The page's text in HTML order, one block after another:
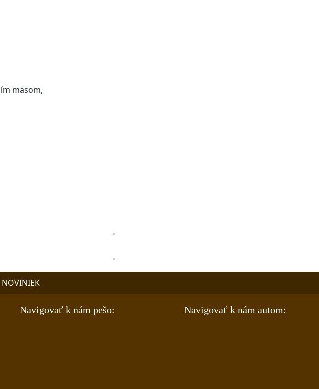
mäsom,
NOVINIEK
Navigovať k nám pešo: Navigovať k nám autom: